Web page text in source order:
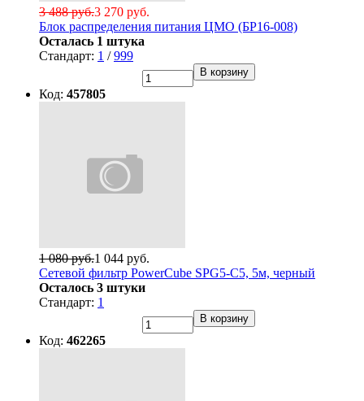
3 270 руб.
3 488 руб.
Блок распределения питания ЦМО (БР16-008)
Осталась 1 штука
Стандарт: 1 /999
В корзину
Код: 457805
1 044 руб.
1 080 руб.
Сетевой фильтр PowerCube SPG5-C5, 5м, черный
Осталось 3 штуки
Стандарт: 1
В корзину
Код: 462265